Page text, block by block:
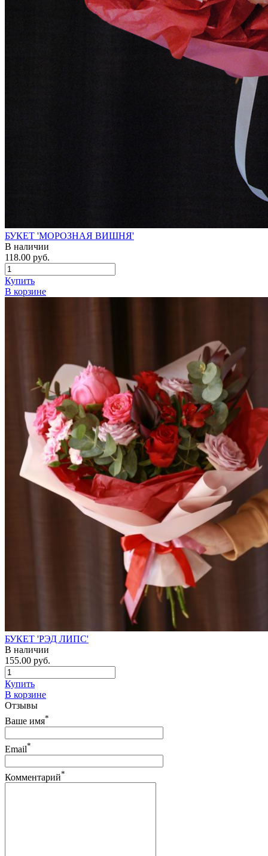
БУКЕТ 'МОРОЗНАЯ ВИШНЯ'
В наличии
118.00 руб.
Купить
В корзине
БУКЕТ 'РЭД ЛИПС'
В наличии
155.00 руб.
Купить
В корзине
Отзывы
Ваше имя*
Email*
Комментарий*